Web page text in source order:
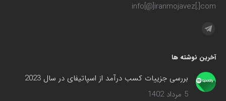
info[@]iranmojavez[.]com
مارا در اینجا پیدا کنید:
تلگرام
در
پنجره
جدید
آخرین نوشته ها
بررسی جزییات کسب درآمد از اسپاتیفای در سال 2023
5 مرداد 1402